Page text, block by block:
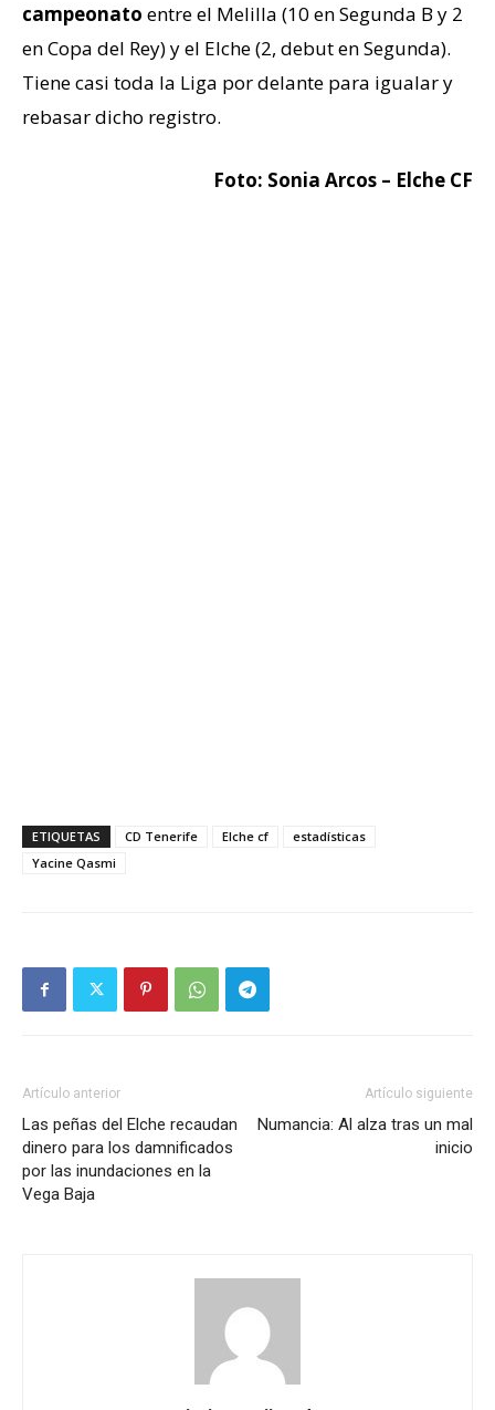
campeonato entre el Melilla (10 en Segunda B y 2
en Copa del Rey) y el Elche (2, debut en Segunda).
Tiene casi toda la Liga por delante para igualar y
rebasar dicho registro.
Foto: Sonia Arcos – Elche CF
ETIQUETAS CD Tenerife Elche cf
estadísticas
Yacine Qasmi
Artículo anterior
Las peñas del Elche recaudan
dinero para los damnificados
por las inundaciones en la
Vega Baja
Artículo siguiente
Numancia: Al alza tras un mal
inicio